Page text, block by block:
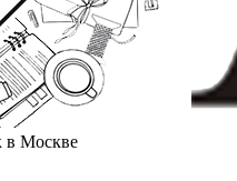
в Москве